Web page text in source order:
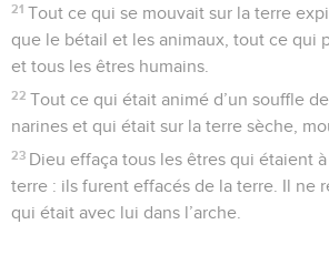
21 Tout ce qui se mouvait sur la terre
que le bétail et les animaux, tout ce qui
et tous les êtres humains.
22 Tout ce qui était animé d’un souffle
narines et qui était sur la terre sèche,
23 Dieu effaça tous les êtres qui étaient
terre : ils furent effacés de la terre. Il ne
qui était avec lui dans l’arche.